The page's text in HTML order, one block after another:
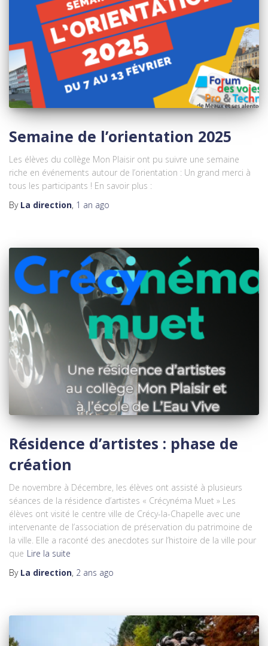
Semaine de l’orientation 2025
Les élèves du collège Mon Plaisir ont pu suivre une semaine
riche en événements autour de l’orientation : Un grand merci à
tous les participants ! En savoir plus :
By La direction, 1 an ago
Résidence d’artistes : phase de
création
De novembre à Décembre, les élèves ont assisté à plusieurs
séances de la résidence d’artistes « Crécynéma Muet » Les
élèves ont visité le centre ville de Crécy-la-Chapelle avec une
intervenante de l’association de préservation du patrimoine de
la ville. Elle a raconté des anecdotes sur l’histoire de la ville pour
que Lire la suite
By La direction, 2 ans ago